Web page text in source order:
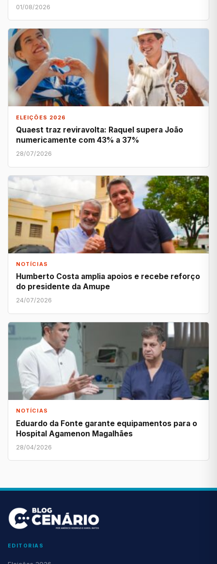
01/08/2026
ELEIÇÕES 2026
Quaest traz reviravolta: Raquel supera João
numericamente com 43% a 37%
28/07/2026
NOTÍCIAS
Humberto Costa amplia apoios e recebe reforço
do presidente da Amupe
24/07/2026
NOTÍCIAS
Eduardo da Fonte garante equipamentos para o
Hospital Agamenon Magalhães
28/04/2026
EDITORIAS